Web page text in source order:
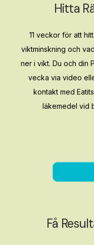
Hitta
11 veckor för att
viktminskning och
ner i vikt. Du och din
vecka via video
kontakt med
läkemedel vid
Få